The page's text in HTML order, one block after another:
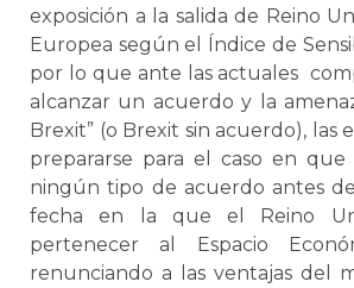
exposición a la salida de Reino
Europea según el Índice de
por lo que ante las actuales
alcanzar un acuerdo y la
Brexit” (o Brexit sin acuerdo), las
prepararse para el caso en
ningún tipo de acuerdo antes
fecha en la que el Reino
pertenecer al Espacio
renunciando a las ventajas del